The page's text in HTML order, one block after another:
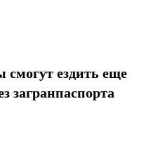
смогут ездить еще
загранпаспорта